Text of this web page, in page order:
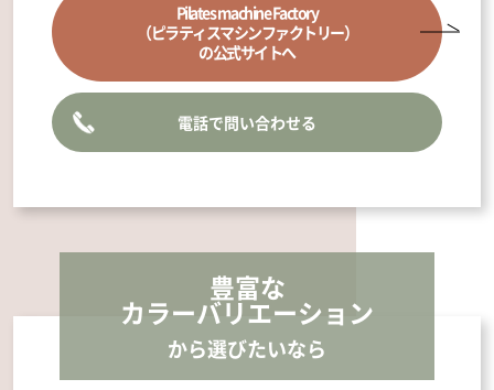
Pilates machine Factory
（ピラティスマシンファクトリー）
の公式サイトへ
電話で問い合わせる
豊富な
カラーバリエーション
から選びたいなら